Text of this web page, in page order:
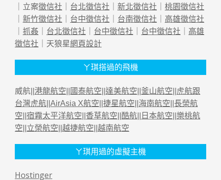
｜立案徵信社 ｜ 台北徵信社 ｜ 新北徵信社 ｜ 桃園徵信社
｜ 新竹徵信社 ｜ 台中徵信社 ｜ 台南徵信社 ｜ 高雄徵信社
｜ 抓姦 ｜ 台北徵信社 ｜ 台中徵信社 ｜ 台中徵信社 ｜ 高雄
徵信社 ｜天狼星網頁設計
ㄚ琪搭過的飛機
威航|| 港龍航空 國泰航空 達美航空 釜山航空
虎航跟
台灣虎航 AirAsia X航空 捷星航空 海南航空 長榮航
空 宿霧太平洋航空 香草航空 酷航 日本航空 樂桃航
空 立榮航空 越捷航空 越南航空
ㄚ琪用過的虛擬主機
Hostinger